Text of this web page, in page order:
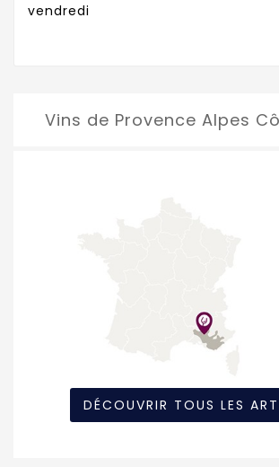
vendredi
Vins de Provence Alpes
DÉCOUVRIR TOUS LES